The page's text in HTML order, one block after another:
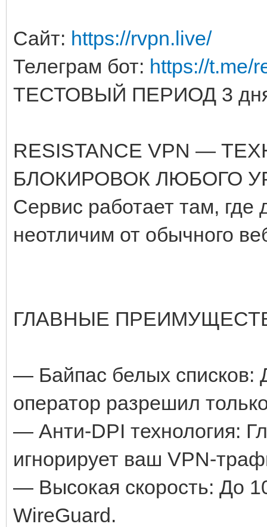
Сайт: https://rvpn.live/
Телеграм бот: https://t.me/
ТЕСТОВЫЙ ПЕРИОД 3
RESISTANCE VPN —
БЛОКИРОВОК ЛЮБОГО
Сервис работает там,
неотличим от обычного
ГЛАВНЫЕ
— Байпас белых списков:
оператор разрешил
— Анти-DPI технология:
игнорирует ваш VPN-
— Высокая скорость: До
WireGuard.